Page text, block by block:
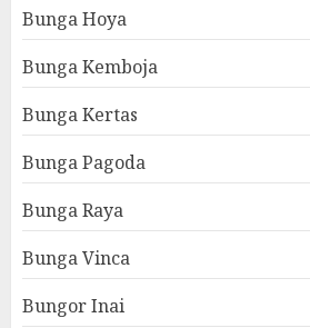
Bunga Hoya
Bunga Kemboja
Bunga Kertas
Bunga Pagoda
Bunga Raya
Bunga Vinca
Bungor Inai